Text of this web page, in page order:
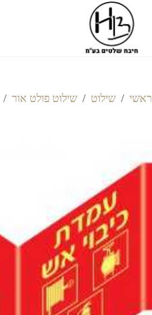
ראשי / שילוט / שילוט פולט אור /